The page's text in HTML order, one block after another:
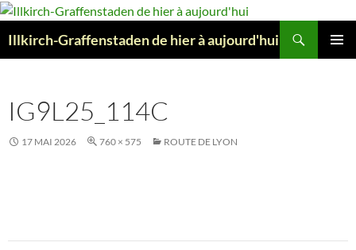
Aller
contenu
Illkirch-Graffenstaden de hier à aujourd'hui
IG9L25_114C
17 MAI 2026 760 × 575 ROUTE DE LYON